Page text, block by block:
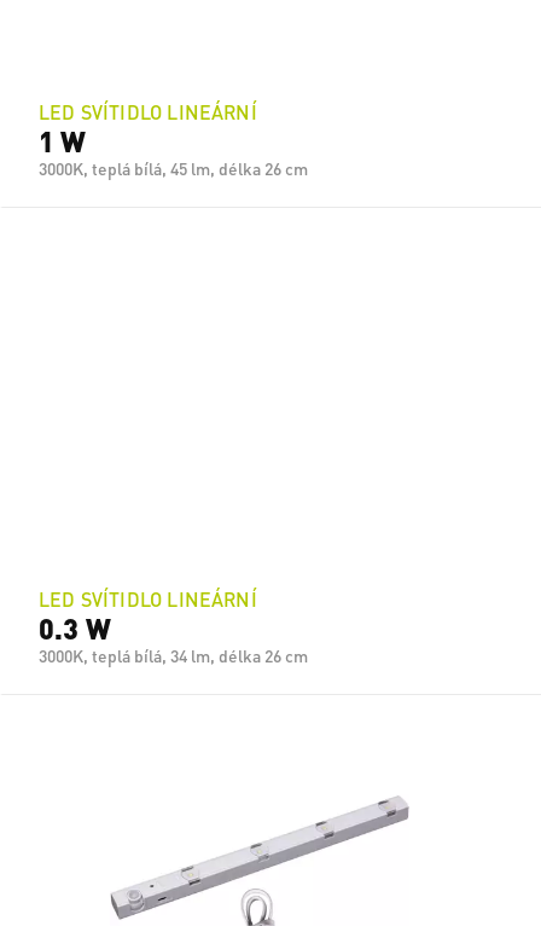
LED SVÍTIDLO LINEÁRNÍ
1 W
3000K, teplá bílá, 45 lm, délka 26 cm
LED SVÍTIDLO LINEÁRNÍ
0.3 W
3000K, teplá bílá, 34 lm, délka 26 cm